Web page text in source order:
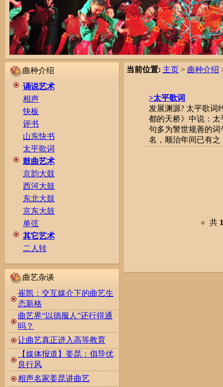
曲种介绍
诵说艺术
相声
快板
评书
山东快书
太平歌词
鼓曲艺术
京韵大鼓
西河大鼓
东北大鼓
京东大鼓
单弦
其它艺术
二人转
曲艺杂谈
崔凯：交互媒介下的曲艺生
态新格
曲艺界“以德服人”还行得通
吗？
让曲艺真正进入高等教育
【媒体报道】姜昆：倡导优
良行风
相声名家姜昆讲曲艺
当前位置: 主页 > 曲种介绍
>太平歌词
发展渊源? 太平歌词
都的天桥》中说：
句多为警世规善的
名，顺治年间已有之
共 1